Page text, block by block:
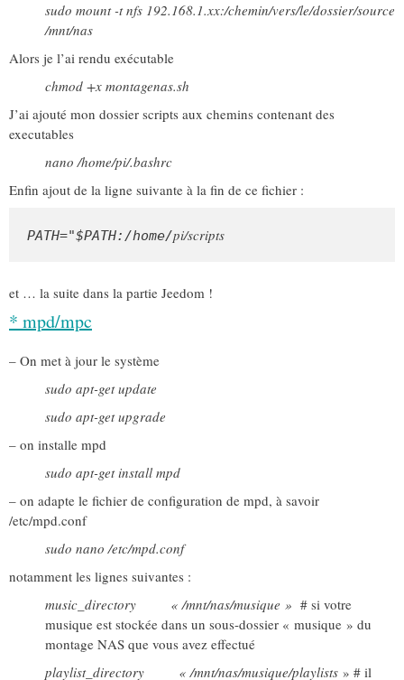
sudo mount -t nfs 192.168.1.xx:/chemin/vers/le/dossier/source
/mnt/nas
Alors je l’ai rendu exécutable
chmod +x montagenas.sh
J’ai ajouté mon dossier scripts aux chemins contenant des
executables
nano /home/pi/.bashrc
Enfin ajout de la ligne suivante à la fin de ce fichier :
PATH="$PATH:/home/pi/scripts
et … la suite dans la partie Jeedom !
* mpd/mpc
– On met à jour le système
sudo apt-get update
sudo apt-get upgrade
– on installe mpd
sudo apt-get install mpd
– on adapte le fichier de configuration de mpd, à savoir
/etc/mpd.conf
sudo nano /etc/mpd.conf
notamment les lignes suivantes :
music_directory « /mnt/nas/musique » # si votre
musique est stockée dans un sous-dossier « musique » du
montage NAS que vous avez effectué
playlist_directory « /mnt/nas/musique/playlists » # il